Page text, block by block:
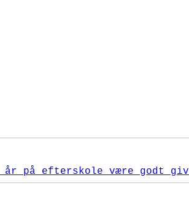
år på efterskole være godt